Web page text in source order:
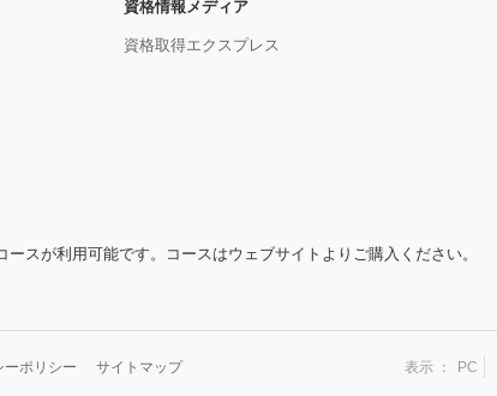
資格情報メディア
資格取得エクスプレス
スが利用可能です。コースはウェブサイトよりご購入ください。
ーポリシー サイトマップ 表示 ： PC